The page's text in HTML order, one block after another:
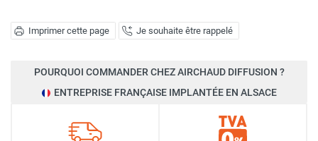
Imprimer cette page Je souhaite être rappelé
POURQUOI COMMANDER CHEZ AIRCHAUD DIFFUSION ?
ENTREPRISE FRANÇAISE IMPLANTÉE EN ALSACE